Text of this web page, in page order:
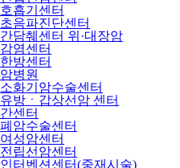
호흡기센터
초음파진단센터
간담췌센터 위·대장암
감염센터
한방센터
암병원
소화기암수술센터
유방ㆍ갑상선암 센터
간센터
폐암수술센터
여성암센터
전립선암센터
인터벤션센터(중재시술)